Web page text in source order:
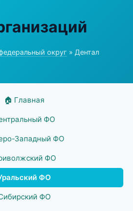
округ » Дентал
🏠 Главная
ФО
Западный ФО
ФО
ФО
ФО